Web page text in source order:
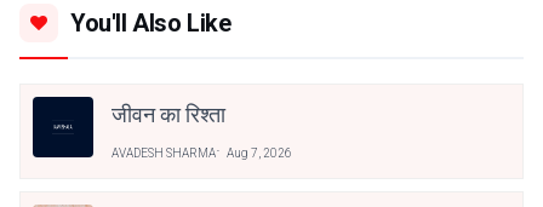
You'll Also Like
जीवन का रिश्ता
AVADESH SHARMA Aug 7, 2026